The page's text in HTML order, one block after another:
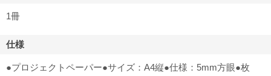
1冊
仕様
●プロジェクトペーパー●サイズ：A4縦●仕様：5mm方眼●枚